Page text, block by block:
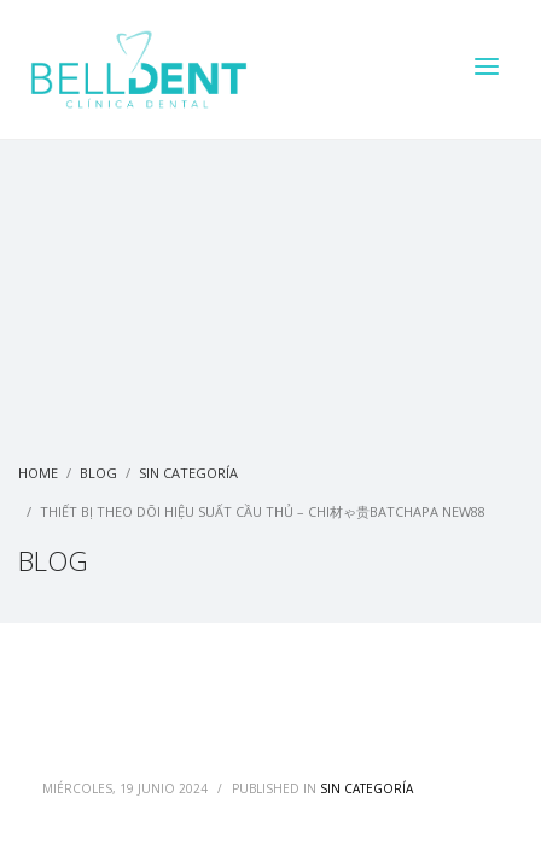
HOME BLOG SIN CATEGORÍA
THIẾT BỊ THEO DÕI HIỆU SUẤT CẦU THỦ – CHI材ゃ贵BATCHAPA NEW88
BLOG
MIÉRCOLES, 19 JUNIO 2024 / PUBLISHED IN SIN CATEGORÍA